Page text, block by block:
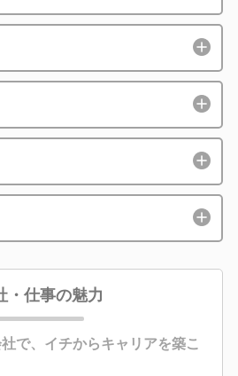
・仕事の魅力
で、イチからキャリアを築こ